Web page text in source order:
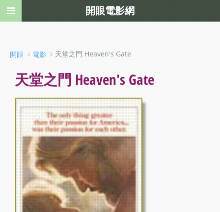
開眼 ﹥ 電影 ﹥天堂之門 Heaven's Gate
天堂之門 Heaven's Gate
開眼電影網